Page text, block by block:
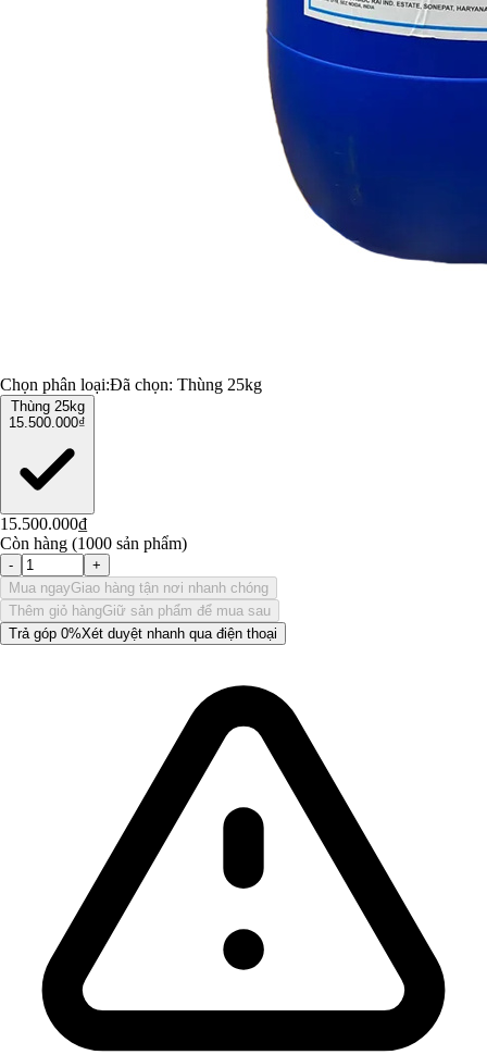
Chọn phân loại:Đã chọn: Thùng 25kg
Thùng 25kg
15.500.000₫
15.500.000₫
Còn hàng (1000 sản phẩm)
-
+
Mua ngayGiao hàng tận nơi nhanh chóng
Thêm giỏ hàngGiữ sản phẩm để mua sau
Trả góp 0%Xét duyệt nhanh qua điện thoại